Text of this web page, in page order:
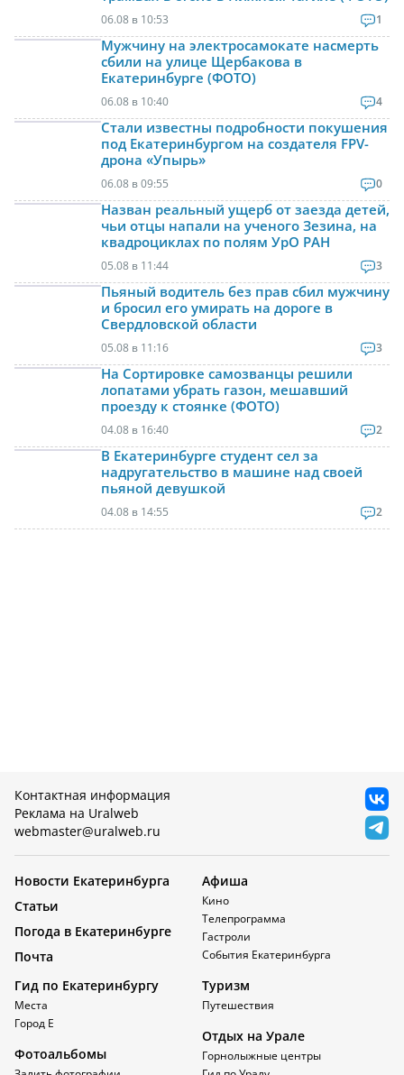
06.08 в 10:53 1
Мужчину на электросамокате насмерть
сбили на улице Щербакова в
Екатеринбурге (ФОТО)
06.08 в 10:40 4
Стали известны подробности покушения
под Екатеринбургом на создателя FPV-
дрона «Упырь»
06.08 в 09:55 0
Назван реальный ущерб от заезда детей,
чьи отцы напали на ученого Зезина, на
квадроциклах по полям УрО РАН
05.08 в 11:44 3
Пьяный водитель без прав сбил мужчину
и бросил его умирать на дороге в
Свердловской области
05.08 в 11:16 3
На Сортировке самозванцы решили
лопатами убрать газон, мешавший
проезду к стоянке (ФОТО)
04.08 в 16:40 2
В Екатеринбурге студент сел за
надругательство в машине над своей
пьяной девушкой
04.08 в 14:55 2
Контактная информация
Реклама на Uralweb
webmaster@uralweb.ru
Новости Екатеринбурга
Статьи
Погода в Екатеринбурге
Почта
Афиша
Кино
Телепрограмма
Гастроли
События Екатеринбурга
Гид по Екатеринбургу
Места
Город Е
Фотоальбомы
Туризм
Путешествия
Отдых на Урале
Горнолыжные центры